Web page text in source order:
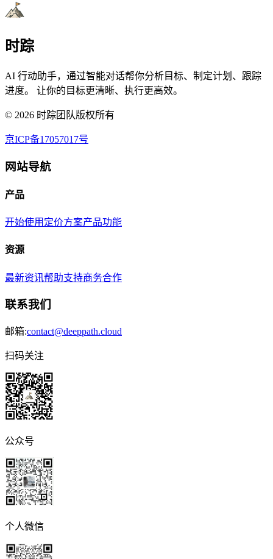
时踪
AI 行动助手，通过智能对话帮你分析目标、制定计划、跟踪
进度。 让你的目标更清晰、执行更高效。
© 2026 时踪团队版权所有
京ICP备17057017号
网站导航
产品
开始使用 定价方案产品功能
资源
最新资讯帮助支持商务合作
联系我们
邮箱:contact@deeppath.cloud
扫码关注
公众号
个人微信